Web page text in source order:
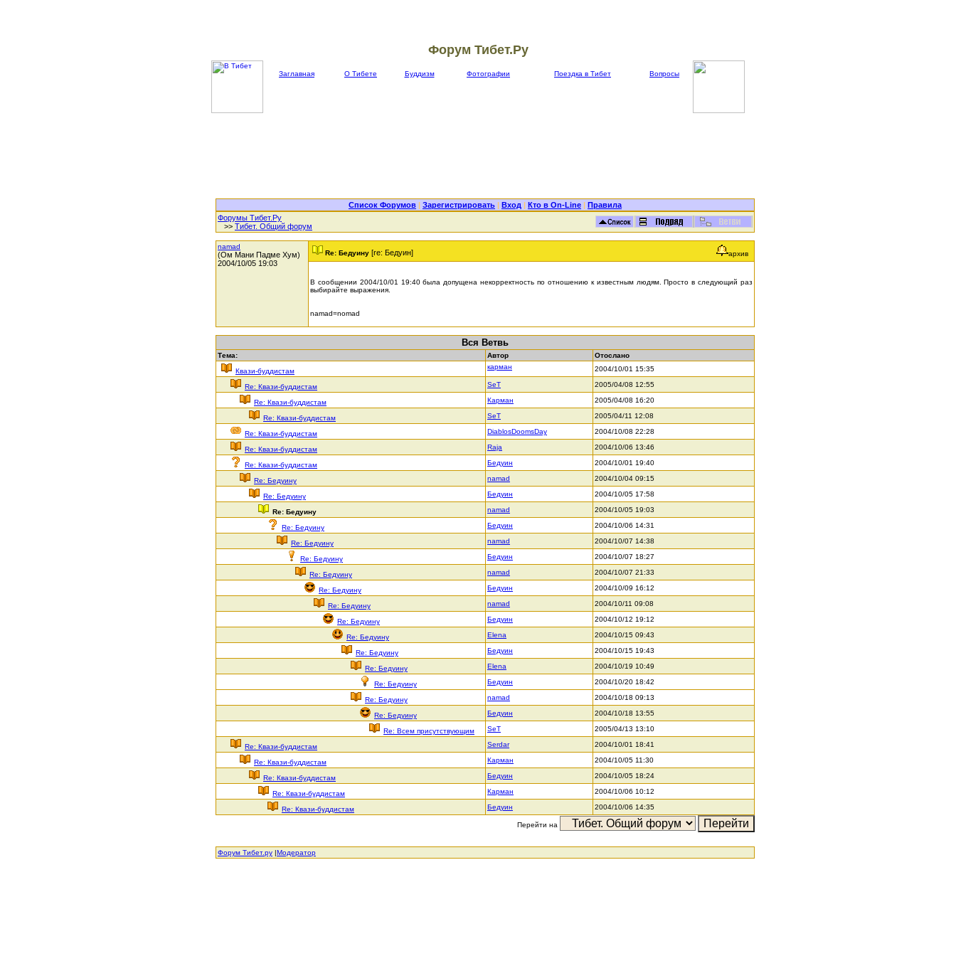
Форум Тибет.Ру
Заглавная О Тибете Буддизм Фотографии Поездка в Тибет Вопросы
Список Форумов | Зарегистрировать | Вход | Кто в On-Line | Правила
Форумы Тибет.Ру
>> Тибет. Общий форум
namad
(Ом Мани Падме Хум)
2004/10/05 19:03
Re: Бедуину [re: Бедуин] архив
В сообщении 2004/10/01 19:40 была допущена некорректность по отношению к известным людям. Просто в следующий раз
выбирайте выражения.
namad=nomad
Вся Ветвь
Тема: Автор
Отослано
Квази-буддистам
карман 2004/10/01 15:35
Re: Квази-буддистам SeT 2005/04/08 12:55
Re: Квази-буддистам Карман 2005/04/08 16:20
Re: Квази-буддистам SeT 2005/04/11 12:08
Re: Квази-буддистам DiablosDoomsDay 2004/10/08 22:28
Re: Квази-буддистам Raja 2004/10/06 13:46
Re: Квази-буддистам Бедуин 2004/10/01 19:40
Re: Бедуину namad 2004/10/04 09:15
Re: Бедуину Бедуин 2004/10/05 17:58
Re: Бедуину namad 2004/10/05 19:03
Re: Бедуину Бедуин 2004/10/06 14:31
Re: Бедуину namad 2004/10/07 14:38
Re: Бедуину Бедуин 2004/10/07 18:27
Re: Бедуину namad 2004/10/07 21:33
Re: Бедуину Бедуин 2004/10/09 16:12
Re: Бедуину namad 2004/10/11 09:08
Re: Бедуину Бедуин 2004/10/12 19:12
Re: Бедуину Elena 2004/10/15 09:43
Re: Бедуину Бедуин 2004/10/15 19:43
Re: Бедуину Elena 2004/10/19 10:49
Re: Бедуину Бедуин 2004/10/20 18:42
Re: Бедуину namad 2004/10/18 09:13
Re: Бедуину Бедуин 2004/10/18 13:55
Re: Всем присутствующим SeT 2005/04/13 13:10
Re: Квази-буддистам Serdar 2004/10/01 18:41
Re: Квази-буддистам Карман 2004/10/05 11:30
Re: Квази-буддистам Бедуин 2004/10/05 18:24
Re: Квази-буддистам Карман 2004/10/06 10:12
Re: Квази-буддистам Бедуин 2004/10/06 14:35
Перейти на
Форум Тибет.ру |Модератор